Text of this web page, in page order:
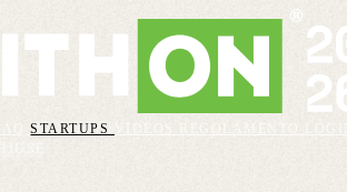
FAQSTARTUPS VIDEOS REGOLAMENTO